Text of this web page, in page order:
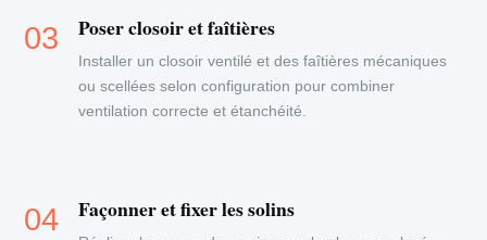
Poser closoir et faîtières
Installer un closoir ventilé et des faîtières mécaniques
ou scellées selon configuration pour combiner
ventilation correcte et étanchéité.
Façonner et fixer les solins